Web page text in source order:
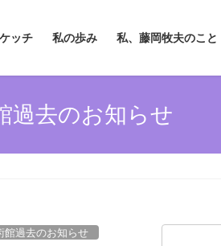
ッチ 私の歩み 私、藤岡牧夫のこと
過去のお知らせ
館過去のお知らせ